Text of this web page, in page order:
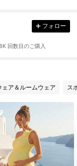
フォロー
回数目のご購入
ェア＆ルームウェア ス